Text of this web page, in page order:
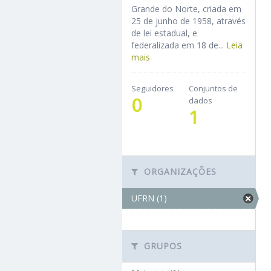
Grande do Norte, criada em
25 de junho de 1958, através
de lei estadual, e
federalizada em 18 de... Leia
mais
Seguidores
0
Conjuntos de
dados
1
ORGANIZAÇÕES
UFRN (1)
GRUPOS